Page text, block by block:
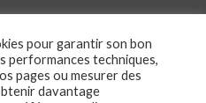
pour garantir son bon
performances techniques,
pages ou mesurer des
davantage